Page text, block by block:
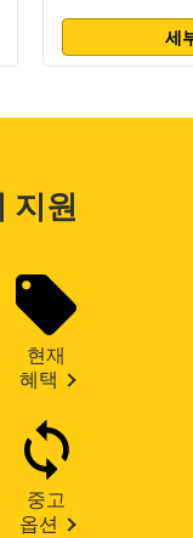
세
지원
현재
혜택
중고
옵션